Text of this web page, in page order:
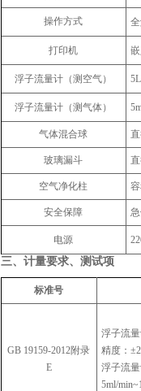
操作方式
打印机
浮子流量计（测空气）
浮子流量计（测气体）
气体混合球
玻璃漏斗
空气净化柱
安全保障
‌电源
三、 计量要求、测试项
标准号
GB 19159-2012附录
E
浮子流
精度：±
浮子流
5ml/